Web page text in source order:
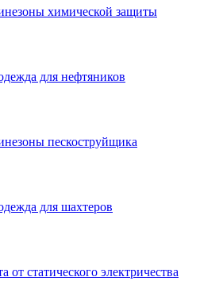
химической защиты
для нефтяников
пескоструйщика
для шахтеров
от статического электричества